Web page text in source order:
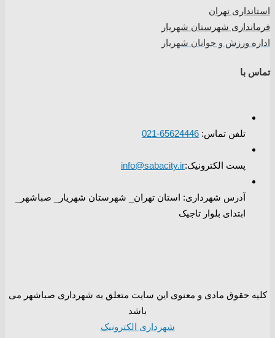
استانداری تهران
فرمانداری شهرستان شهریار
اداره ورزش و جوانان شهریار
تماس با
تلفن تماس: 65624446-021
پست الکترونیک:info@sabacity.ir
آدرس شهرداری: استان تهران_ شهرستان شهریار_ صباشهر_
ابتدای بلوار تاجیک
کلیه حقوق مادی و معنوی این سایت متعلق به شهرداری صباشهر می
باشد
شهرداری الکترونیک